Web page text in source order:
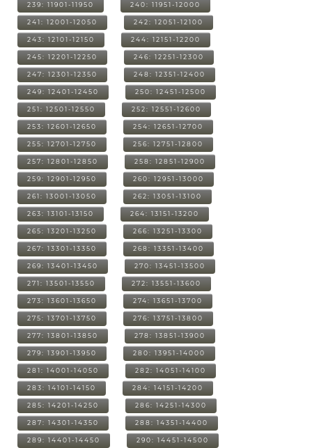
239: 11901-11950 240: 11951-12000
241: 12001-12050 242: 12051-12100
243: 12101-12150 244: 12151-12200
245: 12201-12250 246: 12251-12300
247: 12301-12350 248: 12351-12400
249: 12401-12450 250: 12451-12500
251: 12501-12550 252: 12551-12600
253: 12601-12650 254: 12651-12700
255: 12701-12750 256: 12751-12800
257: 12801-12850 258: 12851-12900
259: 12901-12950 260: 12951-13000
261: 13001-13050 262: 13051-13100
263: 13101-13150 264: 13151-13200
265: 13201-13250 266: 13251-13300
267: 13301-13350 268: 13351-13400
269: 13401-13450 270: 13451-13500
271: 13501-13550 272: 13551-13600
273: 13601-13650 274: 13651-13700
275: 13701-13750 276: 13751-13800
277: 13801-13850 278: 13851-13900
279: 13901-13950 280: 13951-14000
281: 14001-14050 282: 14051-14100
283: 14101-14150 284: 14151-14200
285: 14201-14250 286: 14251-14300
287: 14301-14350 288: 14351-14400
289: 14401-14450 290: 14451-14500